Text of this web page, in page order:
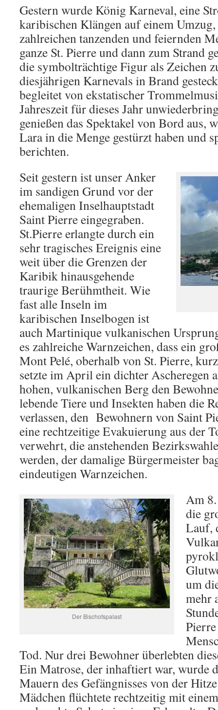
Gestern wurde König Karneval, eine
karibischen Klängen auf einem
zahlreichen tanzenden und feiernden
ganze St. Pierre und dann zum Strand
die symbolträchtige Figur als Zeichen
diesjährigen Karnevals in Brand
begleitet von ekstatischer
Jahreszeit für dieses Jahr
genießen das Spektakel von Bord aus,
Lara in die Menge gestürzt haben und
berichten.
Seit gestern ist unser Anker
im sandigen Grund vor der
ehemaligen Inselhauptstadt
Saint Pierre eingegraben.
St.Pierre erlangte durch ein
sehr tragisches Ereignis eine
weit über die Grenzen der
Karibik hinausgehende
traurige Berühmtheit. Wie
fast alle Inseln im
karibischen Inselbogen ist
auch Martinique vulkanischen
es zahlreiche Warnzeichen, dass ein
Mont Pelé, oberhalb von St. Pierre,
setzte im April ein dichter Ascheregen
hohen, vulkanischen Berg den
lebende Tiere und Insekten haben die
verlassen, den Bewohnern von Saint
eine rechtzeitige Evakuierung aus der
verwehrt, die anstehenden
werden, der damalige Bürgermeister
eindeutigen Warnzeichen.
Der Bischofspalast
Am
die
Lauf,
um
mehr
Tod. Nur drei Bewohner überlebten
Ein Matrose, der inhaftiert war, wurde
Mauern des Gefängnisses von der
Mädchen flüchtete rechtzeitig mit